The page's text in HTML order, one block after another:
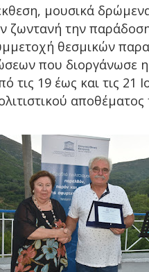
μουσικά
ζωντανή την
θεσμικών
που διοργάνωσε
τις 19 έως και τις 21
αποθέματος